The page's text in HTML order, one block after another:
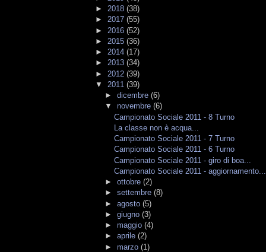
► 2018 (38)
► 2017 (55)
► 2016 (52)
► 2015 (36)
► 2014 (17)
► 2013 (34)
► 2012 (39)
▼ 2011 (39)
► dicembre (6)
▼ novembre (6)
Campionato Sociale 2011 - 8 Turno
La classe non è acqua...
Campionato Sociale 2011 - 7 Turno
Campionato Sociale 2011 - 6 Turno
Campionato Sociale 2011 - giro di boa...
Campionato Sociale 2011 - aggiornamento...
► ottobre (2)
► settembre (8)
► agosto (5)
► giugno (3)
► maggio (4)
► aprile (2)
► marzo (1)